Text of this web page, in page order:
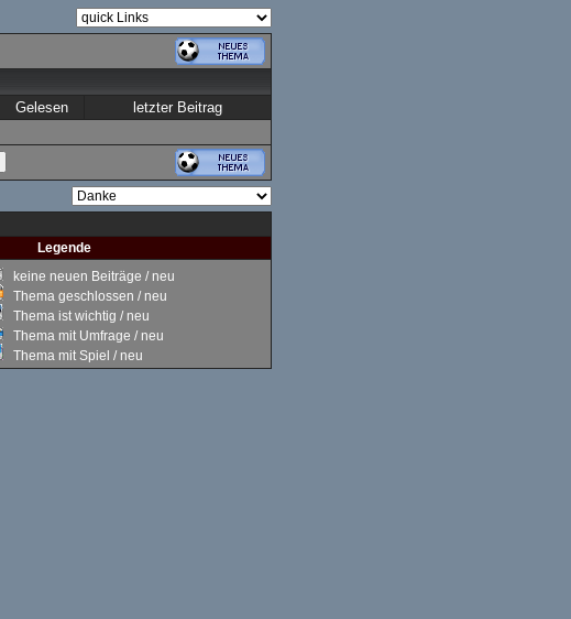
Gelesen letzter Beitrag
Legende
keine neuen Beiträge / neu
Thema geschlossen / neu
Thema ist wichtig / neu
Thema mit Umfrage / neu
Thema mit Spiel / neu